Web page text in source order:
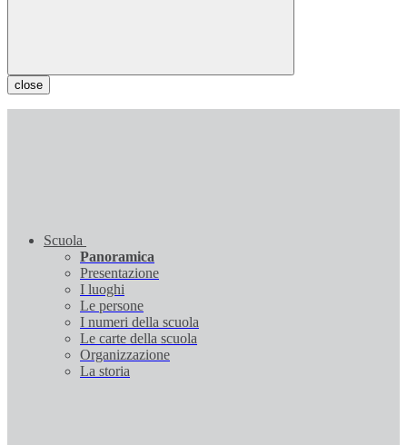
close
Scuola
Panoramica
Presentazione
I luoghi
Le persone
I numeri della scuola
Le carte della scuola
Organizzazione
La storia